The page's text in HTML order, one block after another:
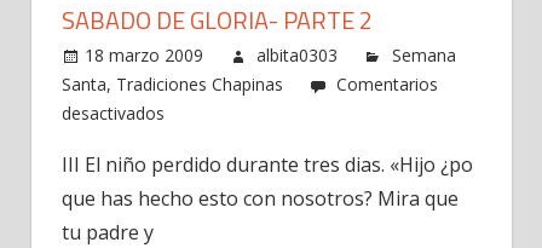
SABADO DE GLORIA- PARTE 2
18 marzo 2009 albita0303
Semana
Santa, Tradiciones Chapinas
Comentarios
desactivados
de
Gloria-
III El niño perdido durante tres dias. «Hijo ¿po
que has hecho esto con nosotros? Mira que
tu padre y